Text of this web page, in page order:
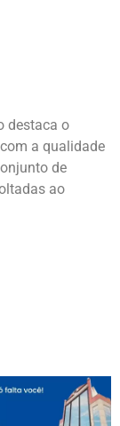
destaca o
a qualidade
de
ao